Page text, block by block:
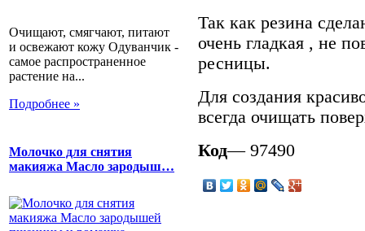
Очищают, смягчают, питают
и освежают кожу Одуванчик -
самое распространенное
растение на...
Подробнее »
Молочко для снятия
макияжа Масло зародыш…
Так как резина
очень гладкая , не
ресницы.
Для создания
всегда очищать
Код— 97490